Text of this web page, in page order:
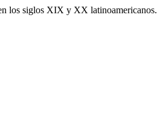
los siglos XIX y XX latinoamericanos.